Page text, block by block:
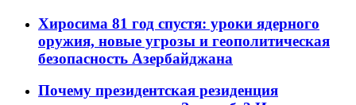
Хиросима 81 год спустя: уроки ядерного
оружия, новые угрозы и геополитическая
безопасность Азербайджана
Почему президентская резиденция